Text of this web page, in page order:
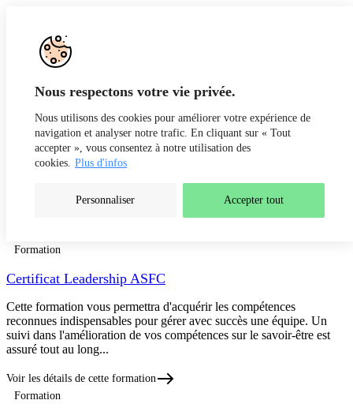
Nous respectons votre vie privée.
Nous utilisons des cookies pour améliorer votre expérience de
navigation et analyser notre trafic. En cliquant sur « Tout
accepter », vous consentez à notre utilisation des
cookies. Plus d'infos
Personnaliser Accepter tout
Résultats de recherche pour « »
Formation
Certificat Leadership ASFC
Cette formation vous permettra d'acquérir les compétences
reconnues indispensables pour gérer avec succès une équipe. Un
suivi dans l'amélioration de vos compétences sur le savoir-être est
assuré tout au long...
Voir les détails de cette formation
Formation